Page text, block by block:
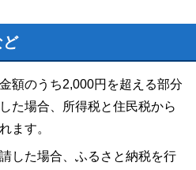
ど
額のうち2,000円を超える部分
た場合、所得税と住民税から
ます。
した場合、ふるさと納税を行